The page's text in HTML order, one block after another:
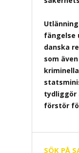
fängelse
danska
som
tydliggör
förstör
SÖK PÅ